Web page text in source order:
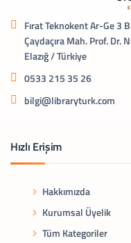
Fırat Teknokent Ar-Ge 3
Çaydaçıra Mah. Prof. Dr.
Elazığ / Türkiye
0533 215 35 26
bilgi@libraryturk.com
Hızlı Erişim
Hakkımızda
Kurumsal Üyelik
Tüm Kategoriler